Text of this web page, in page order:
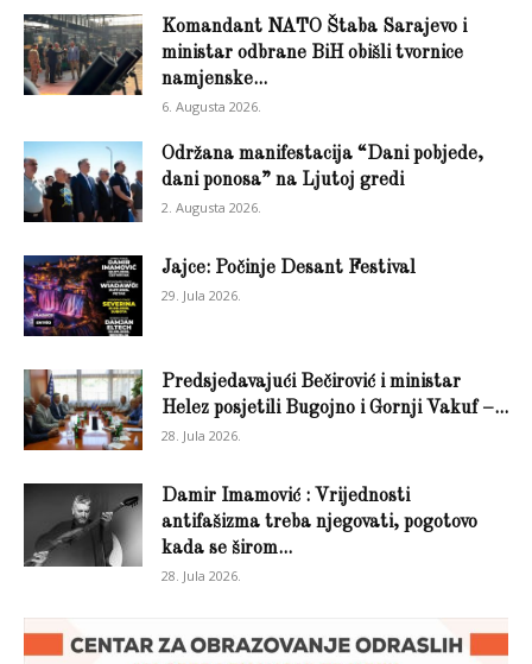
Komandant NATO Štaba Sarajevo i
ministar odbrane BiH obišli tvornice
namjenske...
6. Augusta 2026.
Održana manifestacija “Dani pobjede,
dani ponosa” na Ljutoj gredi
2. Augusta 2026.
Jajce: Počinje Desant Festival
29. Jula 2026.
Predsjedavajući Bečirović i ministar
Helez posjetili Bugojno i Gornji Vakuf –...
28. Jula 2026.
Damir Imamović : Vrijednosti
antifašizma treba njegovati, pogotovo
kada se širom...
28. Jula 2026.